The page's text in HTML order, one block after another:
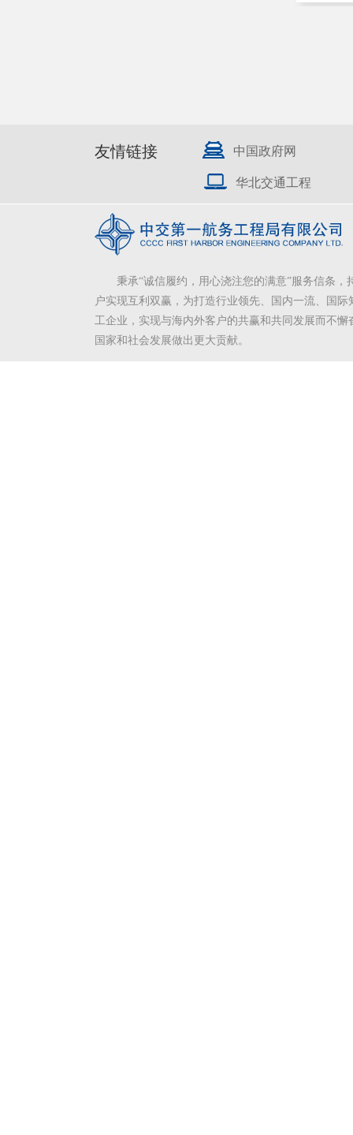
友情链接 中国政府网
华北交通工程
秉承“诚信履约，用心浇注您的满意”服务信条，
户实现互利双赢，为打造行业领先、国内一流、国际
工企业，实现与海内外客户的共赢和共同发展而不懈
国家和社会发展做出更大贡献。